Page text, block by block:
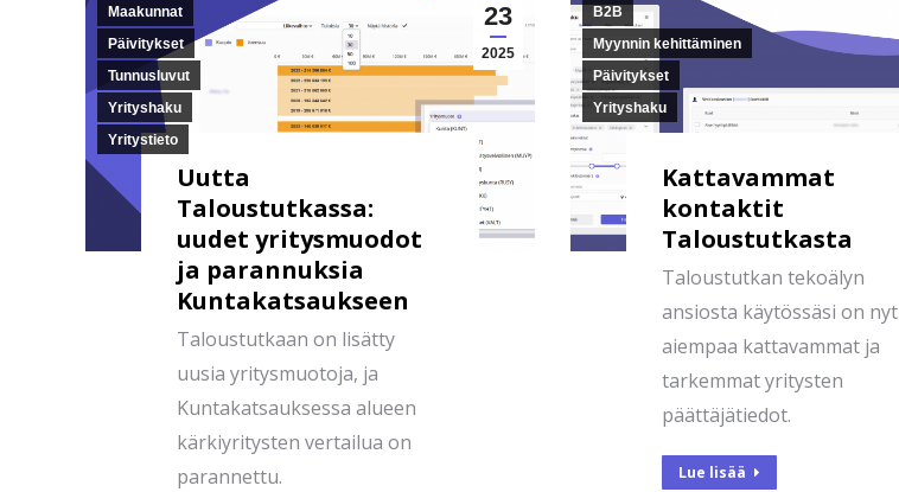
23
2025
Maakunnat
Päivitykset
Tunnusluvut
Yrityshaku
Yritystieto
Uutta
Taloustutkassa:
uudet yritysmuodot
ja parannuksia
Kuntakatsaukseen
Taloustutkaan on lisätty
uusia yritysmuotoja, ja
Kuntakatsauksessa alueen
kärkiyritysten vertailua on
parannettu.
B2B
Myynnin kehittäminen
Päivitykset
Yrityshaku
Kattavammat
kontaktit
Taloustutkasta
Taloustutkan tekoälyn
ansiosta käytössäsi on nyt
aiempaa kattavammat ja
tarkemmat yritysten
päättäjätiedot.
Lue lisää